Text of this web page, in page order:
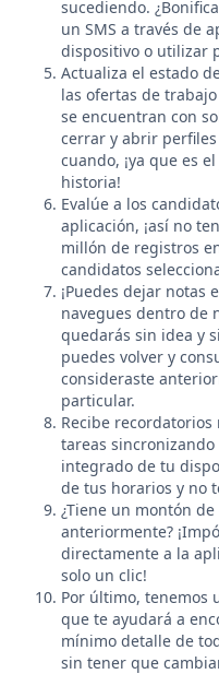
sucediendo.
un SMS a través de
dispositivo o utilizar
Actualiza el estado
las ofertas de
se encuentran con
cerrar y abrir
cuando, ¡ya que es
historia!
Evalúe a los
aplicación, ¡así no
millón de registros
candidatos
¡Puedes dejar notas
navegues dentro de
quedarás sin idea y
puedes volver y
consideraste
particular.
Recibe
tareas
integrado de tu
de tus horarios y no
¿Tiene un montón
anteriormente?
directamente a la
solo un clic!
Por último, tenemos
que te ayudará a
mínimo detalle de
sin tener que